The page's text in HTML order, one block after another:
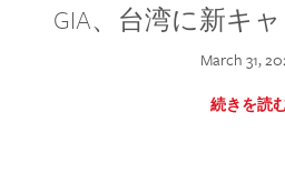
GIA、台湾に新キ
March 31,
続きを読